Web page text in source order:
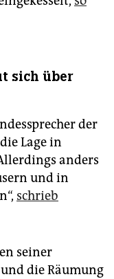
sich über
der
Lage in
anders
und in
schrieb
seiner
die Räumung